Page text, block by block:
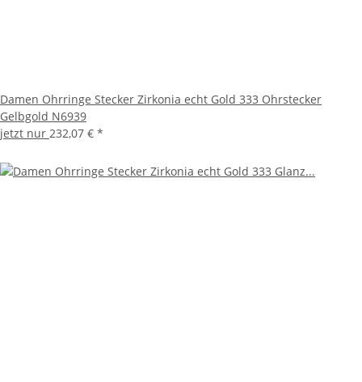
Damen Ohrringe Stecker Zirkonia echt Gold 333 Ohrstecker
Gelbgold N6939
jetzt nur 232,07 € *